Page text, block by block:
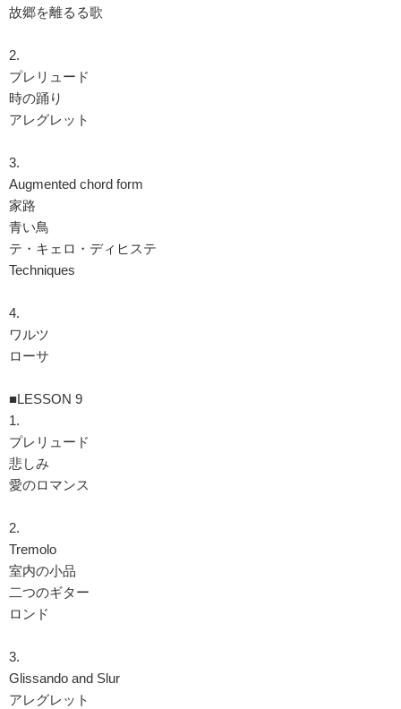
故郷を離るる歌
2.
プレリュード
時の踊り
アレグレット
3.
Augmented chord form
家路
青い鳥
テ・キェロ・ディヒステ
Techniques
4.
ワルツ
ローサ
■LESSON 9
1.
プレリュード
悲しみ
愛のロマンス
2.
Tremolo
室内の小品
二つのギター
ロンド
3.
Glissando and Slur
アレグレット